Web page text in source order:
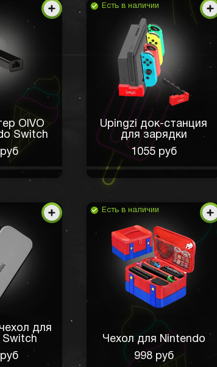
OIVO
Switch
Есть в наличии
Upingzi док-станция
для зарядки
1055 руб
для
Switch
Есть в наличии
Чехол для Nintendo
998 руб